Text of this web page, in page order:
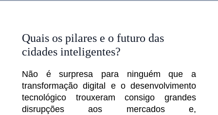
Quais os pilares e o futuro das
cidades inteligentes?
Não é surpresa para ninguém que a
transformação digital e o desenvolvimento
tecnológico trouxeram consigo grandes
disrupções aos mercados e,